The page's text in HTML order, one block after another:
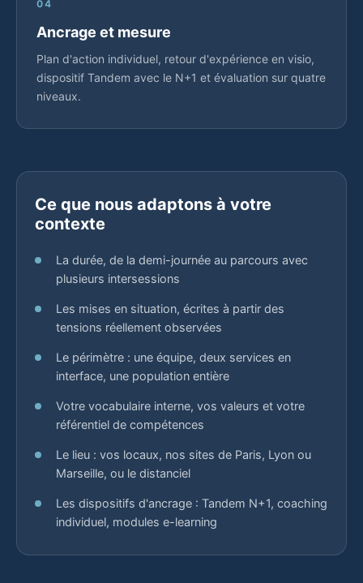
04
Ancrage et mesure
Plan d'action individuel, retour d'expérience en visio,
dispositif Tandem avec le N+1 et évaluation sur quatre
niveaux.
Ce que nous adaptons à votre
contexte
La durée, de la demi-journée au parcours avec
plusieurs intersessions
Les mises en situation, écrites à partir des
tensions réellement observées
Le périmètre : une équipe, deux services en
interface, une population entière
Votre vocabulaire interne, vos valeurs et votre
référentiel de compétences
Le lieu : vos locaux, nos sites de Paris, Lyon ou
Marseille, ou le distanciel
Les dispositifs d'ancrage : Tandem N+1, coaching
individuel, modules e-learning